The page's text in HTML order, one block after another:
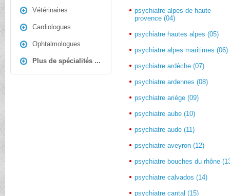
Vétérinaires
Cardiologues
Ophtalmologues
Plus de spécialités ...
psychiatre alpes de haute
provence (04)
psychiatre hautes alpes (05)
psychiatre alpes maritimes (06)
psychiatre ardèche (07)
psychiatre ardennes (08)
psychiatre ariège (09)
psychiatre aube (10)
psychiatre aude (11)
psychiatre aveyron (12)
psychiatre bouches du rhône
psychiatre calvados (14)
psychiatre cantal (15)